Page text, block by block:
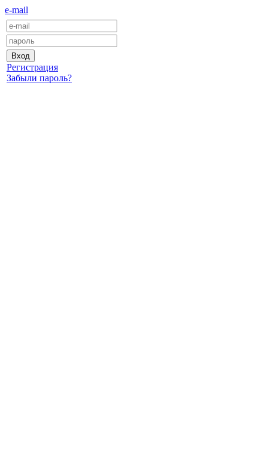
e-mail
Регистрация
Забыли пароль?